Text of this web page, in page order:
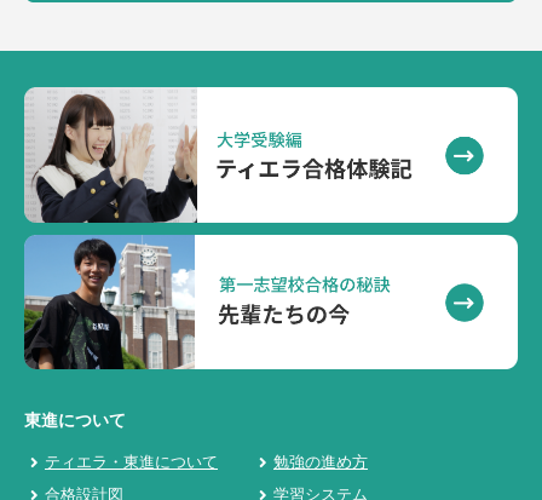
東進について
ティエラ・東進について
勉強の進め方
合格設計図
学習システム